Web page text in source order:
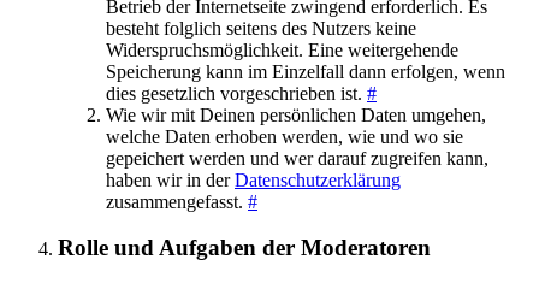
Betrieb der Internetseite zwingend erforderlich. Es
besteht folglich seitens des Nutzers keine
Widerspruchsmöglichkeit. Eine weitergehende
Speicherung kann im Einzelfall dann erfolgen, wenn
dies gesetzlich vorgeschrieben ist. #
Wie wir mit Deinen persönlichen Daten umgehen,
welche Daten erhoben werden, wie und wo sie
gepeichert werden und wer darauf zugreifen kann,
haben wir in derDatenschutzerklärung
zusammengefasst. #
Rolle und Aufgaben der Moderatoren